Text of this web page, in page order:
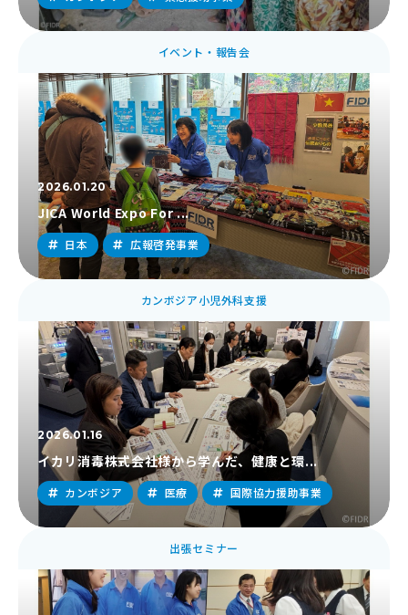
イベント・報告会
2026.01.20
JICA World Expo For ...
日本 広報啓発事業
カンボジア小児外科支援
2026.01.16
イカリ消毒株式会社様から学んだ、健康と環...
カンボジア 医療 国際協力援助事業
イベント・報告会
出張セミナー